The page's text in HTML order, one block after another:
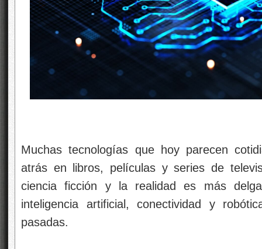
Muchas tecnologías que hoy parecen
atrás en libros, películas y series de
ciencia ficción y la realidad es más
inteligencia artificial, conectividad y
pasadas.